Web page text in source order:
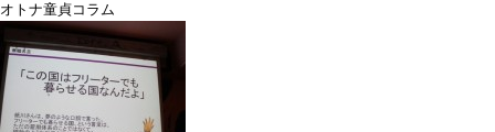
オトナ童貞コラム